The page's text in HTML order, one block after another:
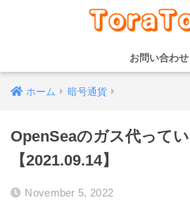
お問い合わせ
ホーム 暗号通貨
OpenSeaのガス代って
【2021.09.14】
November 5, 2022